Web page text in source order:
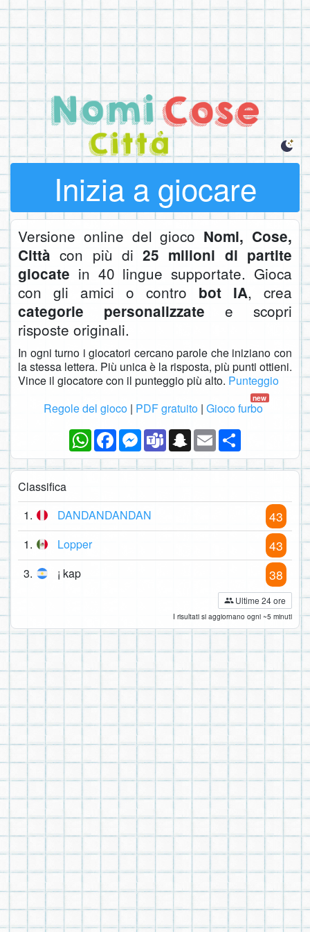
Inizia a giocare
Versione online del gioco Nomi, Cose,
Città con più di25 milioni di partite
giocate in 40 lingue supportate. Gioca
con gli amici o contro bot IA, crea
categorie personalizzate e scopri
risposte originali.
In ogni turno i giocatori cercano parole che iniziano con
la stessa lettera. Più unica è la risposta, più punti ottieni.
Vince il giocatore con il punteggio più alto. Punteggio
Regole del gioco| PDF gratuito| Gioco furbo
new
WhatsAppFacebookMessenger
TeamsSnapchat
Email
Classifica
1.
DANDANDANDAN 43
1. Lopper 43
3. ¡ kap 38
Ultime 24 ore
I risultati si aggiornano ogni ~5 minuti